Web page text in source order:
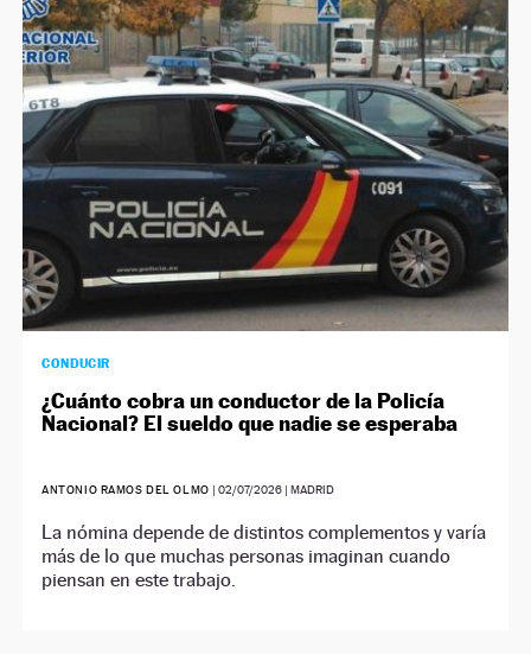
CONDUCIR
¿Cuánto cobra un conductor de la Policía
Nacional? El sueldo que nadie se esperaba
ANTONIO RAMOS DEL OLMO | 02/07/2026| MADRID
La nómina depende de distintos complementos y varía
más de lo que muchas personas imaginan cuando
piensan en este trabajo.